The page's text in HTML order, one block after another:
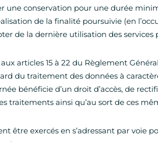
une conservation pour une durée
de la finalité poursuivie (en
de la dernière utilisation des
articles 15 à 22 du Règlement
du traitement des données à
bénéficie d’un droit d’accès, de
traitements ainsi qu’au sort de ces
être exercés en s’adressant par voie